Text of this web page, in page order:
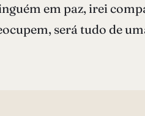
em paz, irei
será tudo de